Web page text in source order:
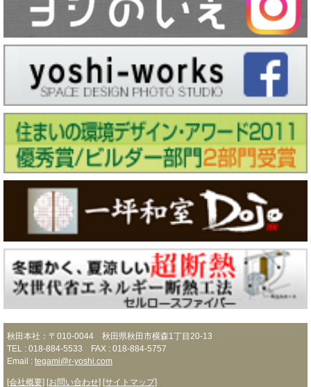
秋田本社：〒010-0044 秋田県秋田市横森1丁目20-13
TEL : 018-884-5533 FAX : 018-884-5757
Email : tegami@r-yoshi.com
[会社概要] [お問い合わせ] [サイトマップ]